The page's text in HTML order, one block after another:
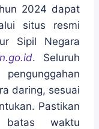
2024 dapat
situs resmi
Sipil Negara
. Seluruh
daring, sesuai
Pastikan
waktu